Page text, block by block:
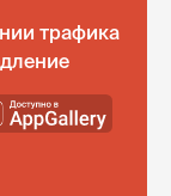
трафика